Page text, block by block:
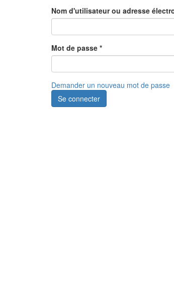
Nom d'utilisateur ou adresse
Mot de passe *
Demander un nouveau mot de passe
Se connecter